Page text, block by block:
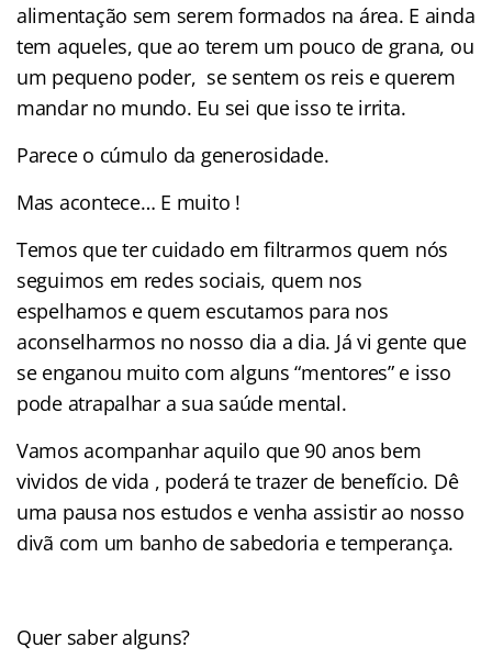
alimentação sem serem formados na área. E ainda
tem aqueles, que ao terem um pouco de grana, ou
um pequeno poder, se sentem os reis e querem
mandar no mundo. Eu sei que isso te irrita.
Parece o cúmulo da generosidade.
Mas acontece… E muito !
Temos que ter cuidado em filtrarmos quem nós
seguimos em redes sociais, quem nos
espelhamos e quem escutamos para nos
aconselharmos no nosso dia a dia. Já vi gente que
se enganou muito com alguns “mentores” e isso
pode atrapalhar a sua saúde mental.
Vamos acompanhar aquilo que 90 anos bem
vividos de vida , poderá te trazer de benefício. Dê
uma pausa nos estudos e venha assistir ao nosso
divã com um banho de sabedoria e temperança.
Quer saber alguns?